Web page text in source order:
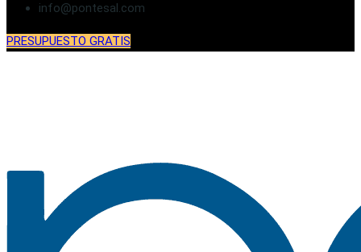
info@pontesal.com
PRESUPUESTO GRATIS